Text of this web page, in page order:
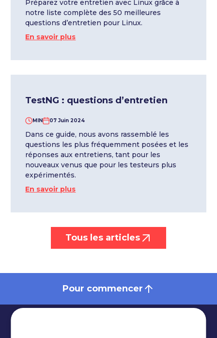
Préparez votre entretien avec Linux grâce à
notre liste complète des 50 meilleures
questions d’entretien pour Linux.
En savoir plus
TestNG : questions d’entretien
MIN 07 Juin 2024
Dans ce guide, nous avons rassemblé les
questions les plus fréquemment posées et les
réponses aux entretiens, tant pour les
nouveaux venus que pour les testeurs plus
expérimentés.
En savoir plus
Tous les articles
Pour commencer